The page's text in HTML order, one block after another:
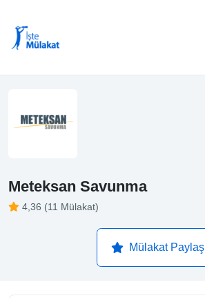
Meteksan Savunma
4,36 (11 Mülakat)
Mülakat Paylaş